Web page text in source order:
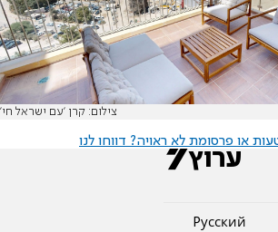
צילום: קרן 'עם ישראל חי'
או פרסומת לא ראויה? דווחו לנו
Pусский